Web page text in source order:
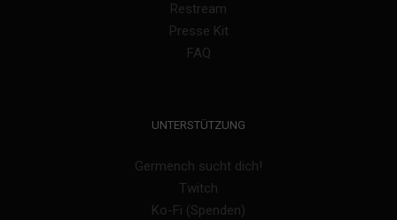
Restream
Presse Kit
FAQ
UNTERSTÜTZUNG
Germench sucht dich!
Twitch
Ko-Fi (Spenden)